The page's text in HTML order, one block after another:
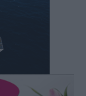
– Οι οδηγίες
φοροδιαφυγή
ταμειακές